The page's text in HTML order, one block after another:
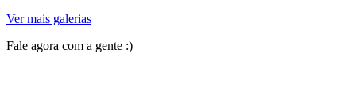
Ver mais galerias
Fale agora com a gente :)